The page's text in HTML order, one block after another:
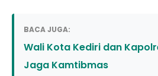
BACA JUGA:
Wali Kota Kediri dan
Jaga Kamtibmas